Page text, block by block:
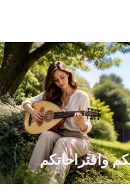
واقتراحاتكم